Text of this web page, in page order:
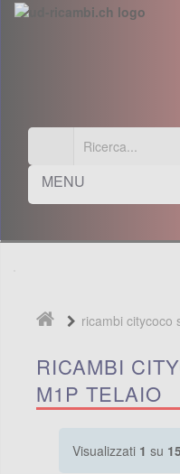
MENU
ricambi citycoco
RICAMBI
M1P TELAIO
Visualizzati 1 su 15